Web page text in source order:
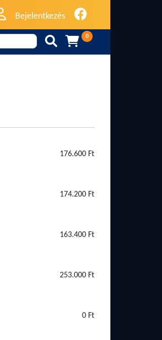
  0
Bejelentkezés
176.600 Ft
174.200 Ft
163.400 Ft
253.000 Ft
0 Ft